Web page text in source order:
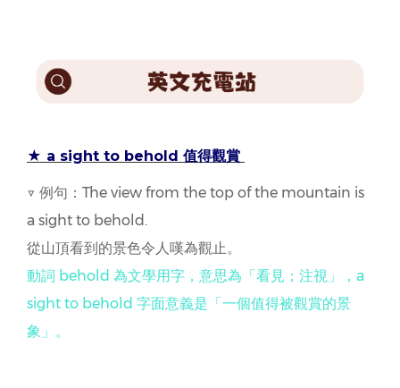
★ a sight to behold 值得觀賞
▽ 例句：The view from the top of the mountain is
a sight to behold.
從山頂看到的景色令人嘆為觀止。
動詞 behold 為文學用字，意思為「看見；注視」，a
sight to behold 字面意義是「一個值得被觀賞的景
象」。